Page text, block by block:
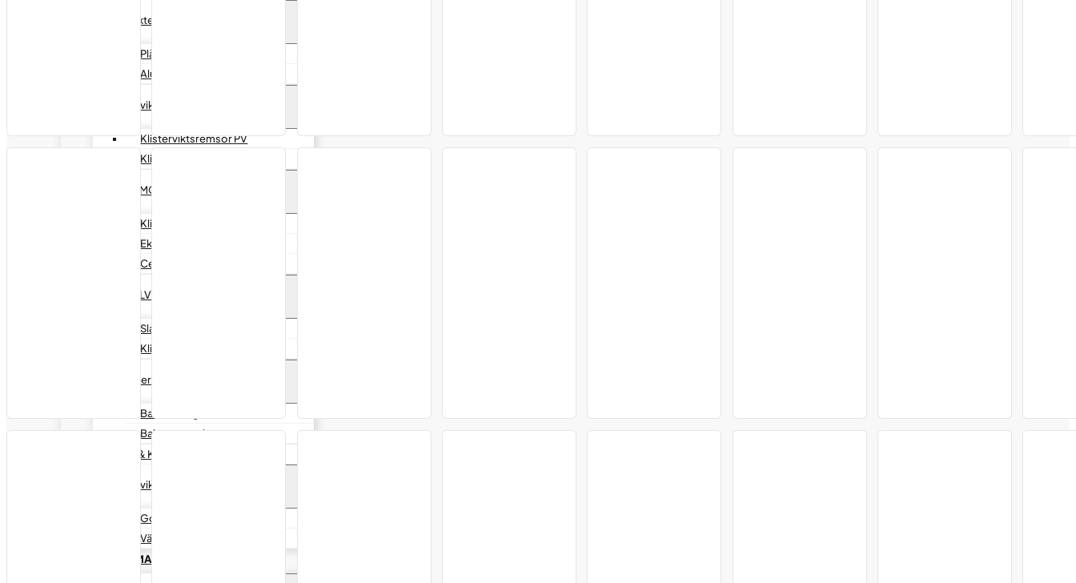
Slagvikter PV
Plåtfälg PV
Alufälgar PV
Klistervikter PV
Klisterviktsremsor PV
Klisterviktsrullar PV
Vikter MC
Klistervikter MC
Ekervikter MC
Centrumvikter MC
Vikter LV
Slagvikter LV
Klistervikter LV
Balanseringspulver
Balanseringskulor
Balansgranulat
Dekal & Klisterborttagare
Klisterviktshållare
Golvstativ
Väggfästen
REPARATIONSMATERIAL